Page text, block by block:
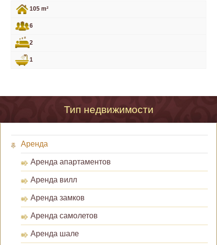
105 m²
6
2
1
Тип недвижимости
Аренда
Аренда апартаментов
Аренда вилл
Аренда замков
Аренда самолетов
Аренда шале